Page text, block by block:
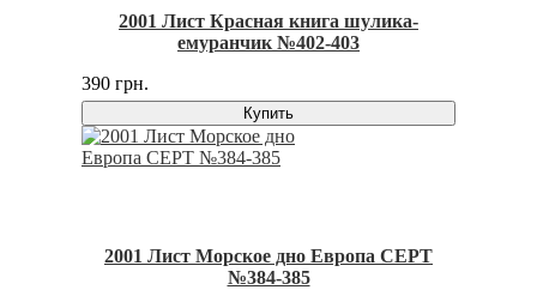
2001 Лист Красная книга шулика-
емуранчик №402-403
390 грн.
Купить
2001 Лист Морское дно Европа CEPT
№384-385